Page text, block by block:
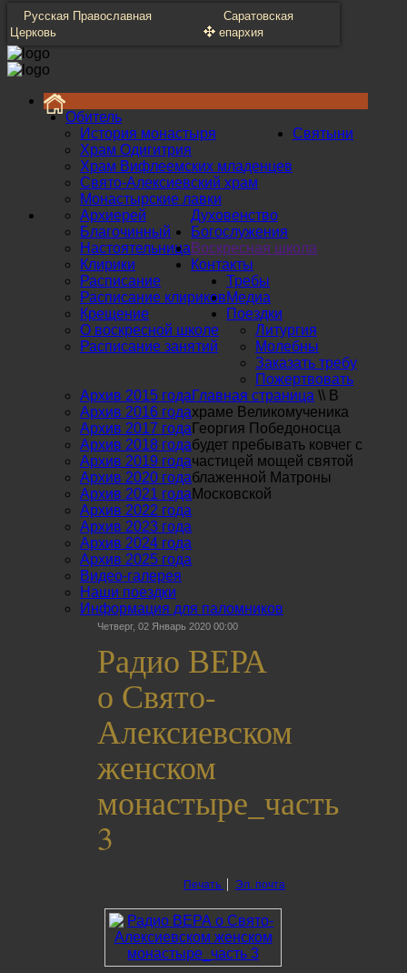
Русская Православная
Церковь
Саратовская
епархия
Обитель
История монастыря
Храм Одигитрия
Храм Вифлеемских младенцев
Свято-Алексиевский храм
Монастырские лавки
Святыни
Духовенство
Архиерей
Благочинный
Настоятельница
Клирики
Богослужения
Расписание
Расписание клириков
Крещение
Воскресная школа
О воскресной школе
Расписание занятий
Контакты
Требы
Литургия
Молебны
Заказать требу
Пожертвовать
Медиа
Архив 2015 года
Архив 2016 года
Архив 2017 года
Архив 2018 года
Архив 2019 года
Архив 2020 года
Архив 2021 года
Архив 2022 года
Архив 2023 года
Архив 2024 года
Архив 2025 года
Видео-галерея
Поездки
Наши поездки
Информация для паломников
Главная страница \\ В
храме Великомученика
Георгия Победоносца
будет пребывать ковчег с
частицей мощей святой
блаженной Матроны
Московской
Четверг, 02 Январь 2020 00:00
Радио ВЕРА
о Свято-
Алексиевском
женском
монастыре_часть
3
Печать Эл. почта